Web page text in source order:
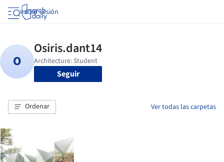
Iniciar sesión
Seguir
Ordenar Ver todas las carpetas